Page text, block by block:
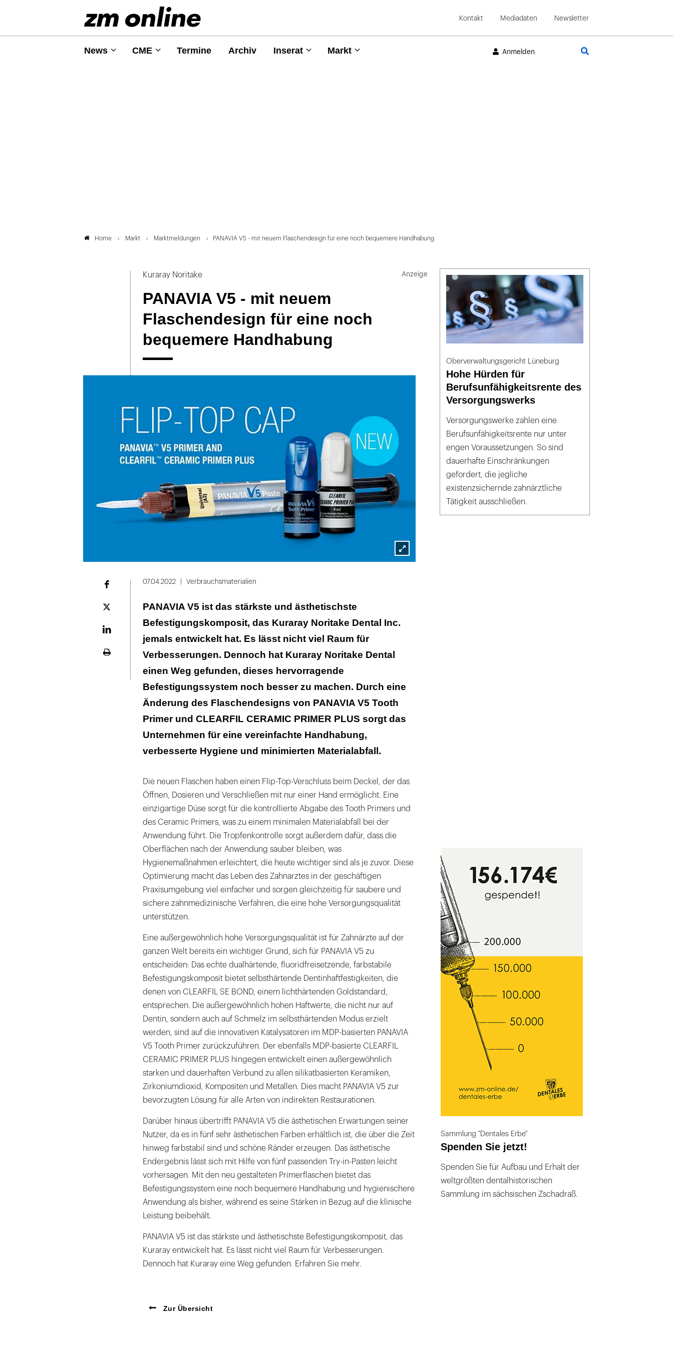
Kontakt Mediadaten Newsletter
News CME Termine Archiv Inserat Markt Anmelden
Home Markt Marktmeldungen PANAVIA V5 - mit neuem Flaschendesign für eine noch bequemere Handhabung
Kuraray Noritake
PANAVIA V5 - mit neuem
Flaschendesign für eine noch
bequemere Handhabung
Lightbox
Plattform
07.04.2022 Verbrauchsmaterialien
PANAVIA V5 ist das stärkste und ästhetischste
Befestigungskomposit, das Kuraray Noritake Dental Inc.
jemals entwickelt hat. Es lässt nicht viel Raum für
Verbesserungen. Dennoch hat Kuraray Noritake Dental
einen Weg gefunden, dieses hervorragende
Befestigungssystem noch besser zu machen. Durch eine
Änderung des Flaschendesigns von PANAVIA V5 Tooth
Primer und CLEARFIL CERAMIC PRIMER PLUS sorgt das
Unternehmen für eine vereinfachte Handhabung,
verbesserte Hygiene und minimierten Materialabfall.
Die neuen Flaschen haben einen Flip-Top-Verschluss beim Deckel, der das
Öffnen, Dosieren und Verschließen mit nur einer Hand ermöglicht. Eine
einzigartige Düse sorgt für die kontrollierte Abgabe des Tooth Primers und
des Ceramic Primers, was zu einem minimalen Materialabfall bei der
Anwendung führt. Die Tropfenkontrolle sorgt außerdem dafür, dass die
Oberflächen nach der Anwendung sauber bleiben, was
Hygienemaßnahmen erleichtert, die heute wichtiger sind als je zuvor. Diese
Optimierung macht das Leben des Zahnarztes in der geschäftigen
Praxisumgebung viel einfacher und sorgen gleichzeitig für saubere und
sichere zahnmedizinische Verfahren, die eine hohe Versorgungsqualität
unterstützen.
Eine außergewöhnlich hohe Versorgungsqualität ist für Zahnärzte auf der
ganzen Welt bereits ein wichtiger Grund, sich für PANAVIA V5 zu
entscheiden: Das echte dualhärtende, fluoridfreisetzende, farbstabile
Befestigungskomposit bietet selbsthärtende Dentinhaftfestigkeiten, die
denen von CLEARFIL SE BOND, einem lichthärtenden Goldstandard,
entsprechen. Die außergewöhnlich hohen Haftwerte, die nicht nur auf
Dentin, sondern auch auf Schmelz im selbsthärtenden Modus erzielt
werden, sind auf die innovativen Katalysatoren im MDP-basierten PANAVIA
V5 Tooth Primer zurückzuführen. Der ebenfalls MDP-basierte CLEARFIL
CERAMIC PRIMER PLUS hingegen entwickelt einen außergewöhnlich
starken und dauerhaften Verbund zu allen silikatbasierten Keramiken,
Zirkoniumdioxid, Kompositen und Metallen. Dies macht PANAVIA V5 zur
bevorzugten Lösung für alle Arten von indirekten Restaurationen.
Darüber hinaus übertrifft PANAVIA V5 die ästhetischen Erwartungen seiner
Nutzer, da es in fünf sehr ästhetischen Farben erhältlich ist, die über die Zeit
hinweg farbstabil sind und schöne Ränder erzeugen. Das ästhetische
Endergebnis lässt sich mit Hilfe von fünf passenden Try-in-Pasten leicht
vorhersagen. Mit den neu gestalteten Primerflaschen bietet das
Befestigungssystem eine noch bequemere Handhabung und hygienischere
Anwendung als bisher, während es seine Stärken in Bezug auf die klinische
Leistung beibehält.
PANAVIA V5 ist das stärkste und ästhetischste Befestigungskomposit, das
Kuraray entwickelt hat. Es lässt nicht viel Raum für Verbesserungen.
Dennoch hat Kuraray eine Weg gefunden. Erfahren Sie mehr.
Zur Übersicht
Oberverwaltungsgericht Lüneburg
Hohe Hürden für
Berufsunfähigkeitsrente des
Versorgungswerks
Versorgungswerke zahlen eine
Berufsunfähigkeitsrente nur unter
engen Voraussetzungen. So sind
dauerhafte Einschränkungen
gefordert, die jegliche
existenzsichernde zahnärztliche
Tätigkeit ausschließen.
Sammlung "Dentales Erbe"
Spenden Sie jetzt!
Spenden Sie für Aufbau und Erhalt der
weltgrößten dentalhistorischen
Sammlung im sächsischen Zschadraß.